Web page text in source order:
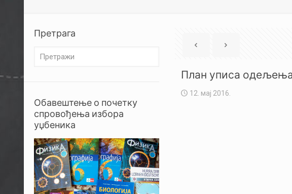
План уписа одељења
12. мај 2016.
Претрага
Обавештење о почетку
спровођења избора
уџбеника